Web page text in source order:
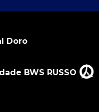
Doro
BWS RUSSO